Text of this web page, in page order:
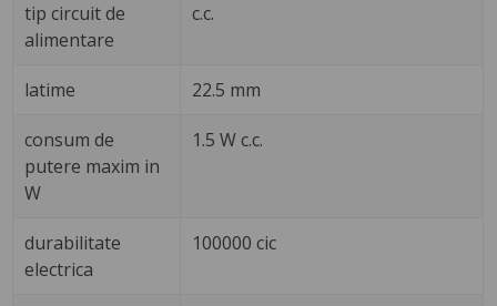
tip circuit de
alimentare
c.c.
latime 22.5 mm
consum de
putere maxim in
W
1.5 W c.c.
durabilitate
electrica
100000 cic